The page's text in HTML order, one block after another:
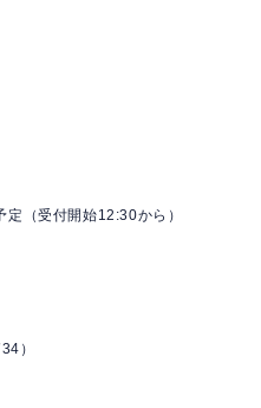
（受付開始12:30から）
）